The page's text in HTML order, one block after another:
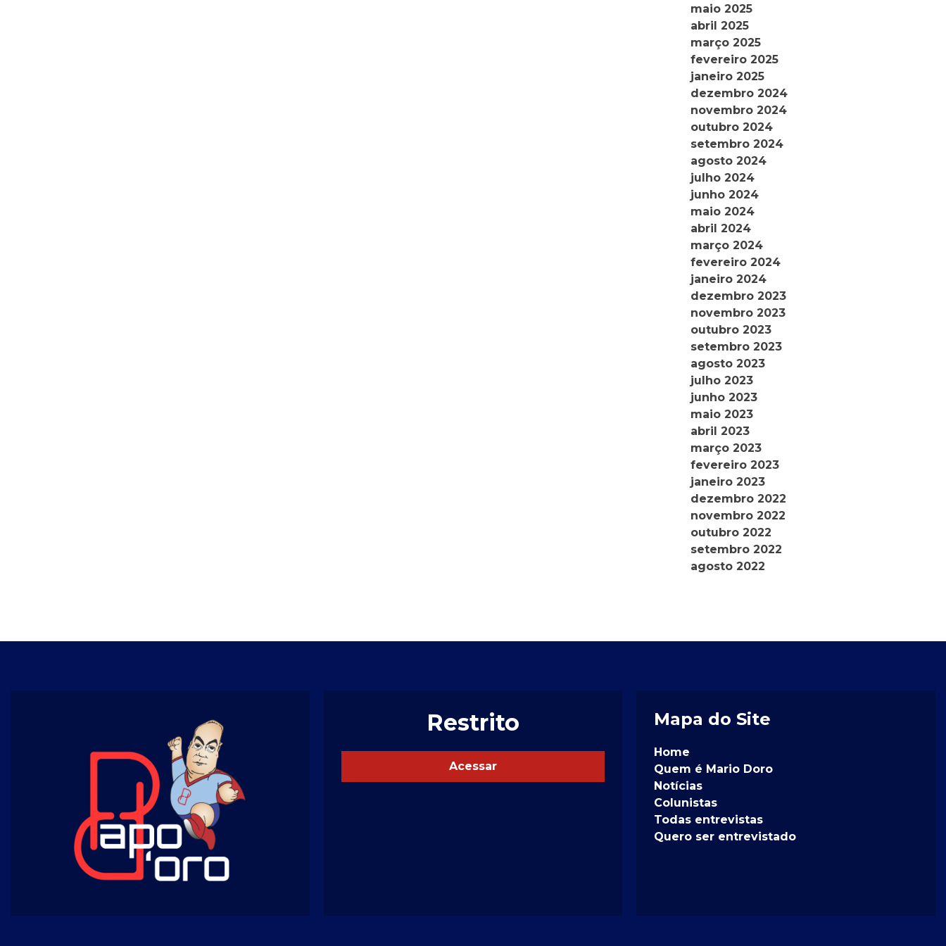
maio 2025
abril 2025
março 2025
fevereiro 2025
janeiro 2025
dezembro 2024
novembro 2024
outubro 2024
setembro 2024
agosto 2024
julho 2024
junho 2024
maio 2024
abril 2024
março 2024
fevereiro 2024
janeiro 2024
dezembro 2023
novembro 2023
outubro 2023
setembro 2023
agosto 2023
julho 2023
junho 2023
maio 2023
abril 2023
março 2023
fevereiro 2023
janeiro 2023
dezembro 2022
novembro 2022
outubro 2022
setembro 2022
agosto 2022
Restrito
Acessar
Mapa do Site
Home
Quem é Mario Doro
Notícias
Colunistas
Todas entrevistas
Quero ser entrevistado